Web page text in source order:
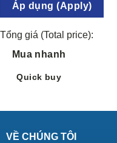
Áp dụng (Apply)
Tổng giá (Total price):
Mua nhanh
Quick buy
VỀ CHÚNG TÔI